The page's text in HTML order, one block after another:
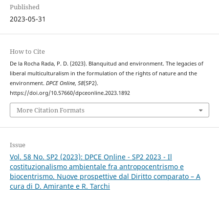
Published
2023-05-31
How to Cite
De la Rocha Rada, P. D. (2023). Blanquitud and environment. The legacies of
liberal multiculturalism in the formulation of the rights of nature and the
environment. DPCE Online, 58(SP2).
https://doi.org/10.57660/dpceonline.2023.1892
More Citation Formats
Issue
Vol. 58 No. SP2 (2023): DPCE Online - SP2 2023 - Il
costituzionalismo ambientale fra antropocentrismo e
biocentrismo. Nuove prospettive dal Diritto comparato – A
cura di D. Amirante e R. Tarchi